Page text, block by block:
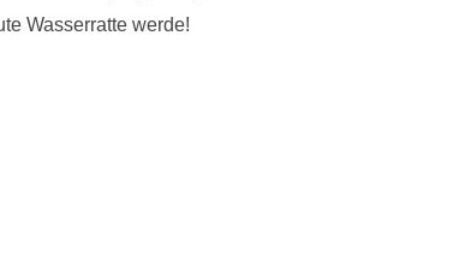
Wasserratte werde!